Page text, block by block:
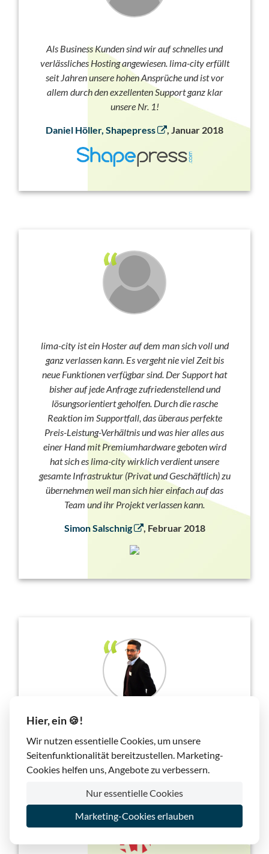
Als Business Kunden sind wir auf schnelles und
verlässliches Hosting angewiesen. lima-city erfüllt
seit Jahren unsere hohen Ansprüche und ist vor
allem durch den exzellenten Support ganz klar
unsere Nr. 1!
Daniel Höller, Shapepress , Januar 2018
lima-city ist ein Hoster auf dem man sich voll und
ganz verlassen kann. Es vergeht nie viel Zeit bis
neue Funktionen verfügbar sind. Der Support hat
bisher auf jede Anfrage zufriedenstellend und
lösungsorientiert geholfen. Durch die rasche
Reaktion im Supportfall, das überaus perfekte
Preis-Leistung-Verhältnis und was hier alles aus
einer Hand mit Premiumhardware geboten wird
hat sich es lima-city wirklich verdient unsere
gesamte Infrastruktur (Privat und Geschäftlich) zu
übernehmen weil man sich hier einfach auf das
Team und ihr Projekt verlassen kann.
Simon Salschnig , Februar 2018
bei lima-city und haben die stetigen Verbesserungen
miterlebt. Rundum zufrieden, sowohl mit den
Produkten als auch mit dem Service. 57 gehostete
Domains sagen etwas darüber aus.
Benjamin Sen , Februar 2018
Hier, ein 🍪!
Wir nutzen essentielle Cookies, um unsere
Seitenfunktionalität bereitzustellen. Marketing-
Cookies helfen uns, Angebote zu verbessern.
Nur essentielle Cookies
Marketing-Cookies erlauben